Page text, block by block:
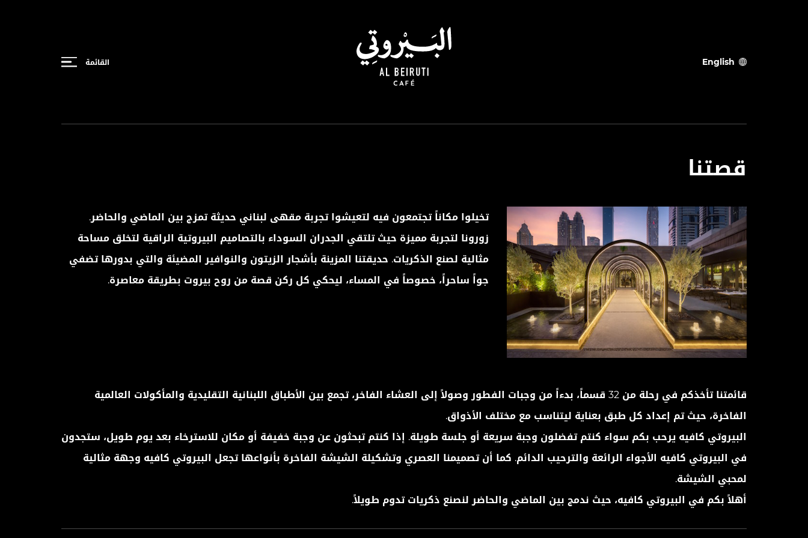
القائمة English
قصتنا
تخيلوا مكاناً تجتمعون فيه لتعيشوا تجربة مقهى لبناني حديثة تمزج بين الماضي والحاضر.
زورونا لتجربة مميزة حيث تلتقي الجدران السوداء بالتصاميم البيروتية الراقية لتخلق مساحة
مثالية لصنع الذكريات. حديقتنا المزينة بأشجار الزيتون والنوافير المضيئة والتي بدورها تضفي
جواً ساحراً، خصوصاً في المساء، ليحكي كل ركن قصة من روح بيروت بطريقة معاصرة.
قائمتنا تأخذكم في رحلة من 32 قسماً، بدءاً من وجبات الفطور وصولاً إلى العشاء الفاخر، تجمع بين الأطباق اللبنانية التقليدية والمأكولات العالمية
الفاخرة، حيث تم إعداد كل طبق بعناية ليتناسب مع مختلف الأذواق.
البيروتي كافيه يرحب بكم سواء كنتم تفضلون وجبة سريعة أو جلسة طويلة. إذا كنتم تبحثون عن وجبة خفيفة أو مكان للاسترخاء بعد يوم طويل، ستجدون
في البيروتي كافيه الأجواء الرائعة والترحيب الدائم. كما أن تصميمنا العصري وتشكيلة الشيشة الفاخرة بأنواعها تجعل البيروتي كافيه وجهة مثالية
لمحبي الشيشة.
أهلاً بكم في البيروتي كافيه، حيث ندمج بين الماضي والحاضر لنصنع ذكريات تدوم طويلاً.